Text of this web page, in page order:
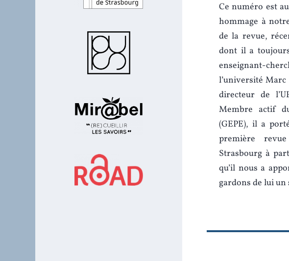
Ce numéro est
hommage à
de la revue,
dont il a
enseignant-
l’université
directeur de
Membre actif
(GEPE), il a
première
Strasbourg à
qu’il nous a
gardons de lui